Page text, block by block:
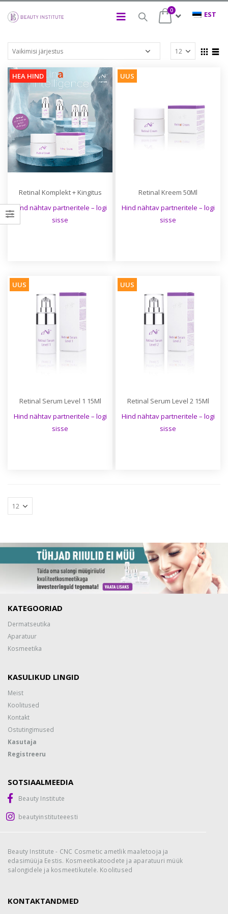
0
HEA HIND
Retinal Komplekt + Kingitus
Hind nähtav partneritele – logi
sisse
UUS
Retinal Kreem 50Ml
Hind nähtav partneritele – logi
sisse
UUS
Retinal Serum Level 1 15Ml
Hind nähtav partneritele – logi
sisse
UUS
Retinal Serum Level 2 15Ml
Hind nähtav partneritele – logi
sisse
KATEGOORIAD
Dermatseutika
Aparatuur
Kosmeetika
KASULIKUD LINGID
Meist
Koolitused
Kontakt
Ostutingimused
Kasutaja
Registreeru
SOTSIAALMEEDIA
Beauty Institute
beautyinstituteeesti
Beauty Institute - CNC Cosmetic ametlik maaletooja ja
edasimüüja Eestis. Kosmeetikatoodete ja aparatuuri müük
salongidele ja kosmeetikutele. Koolitused
KONTAKTANDMED